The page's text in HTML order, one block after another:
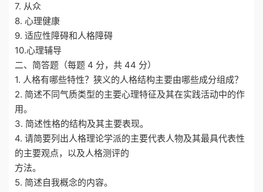
7. 从众
8. 心理健康
9. 适应性障碍和人格障碍
10.心理辅导
二、简答题（每题 4 分，共 44 分）
1. 人格有哪些特性？狭义的人格结构主要由哪些成分组成？
2. 简述不同气质类型的主要心理特征及其在实践活动中的作
用。
3. 简述性格的结构及其主要表现。
4. 请简要列出人格理论学派的主要代表人物及其最具代表性
的主要观点，以及人格测评的
方法。
5. 简述自我概念的内容。